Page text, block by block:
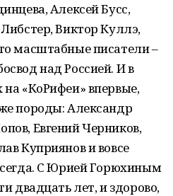
Алексей Бусс,
Виктор Куллэ,
масштабные писатели –
над Россией. И в
«КоРифеи» впервые,
породы: Александр
Евгений Черников,
Куприянов и вовсе
С Юрией Горюхиным
двадцать лет, и здорово,